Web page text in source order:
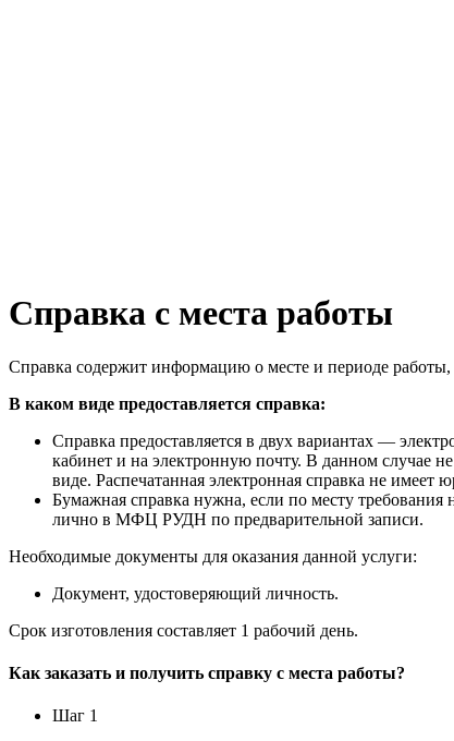
Справка с места работы
Справка содержит информацию о месте и периоде
В каком виде предоставляется справка:
Справка предоставляется в двух вариантах —
кабинет и на электронную почту. В данном случае
виде. Распечатанная электронная справка не имеет
Бумажная справка нужна, если по месту
лично в МФЦ РУДН по предварительной записи.
Необходимые документы для оказания данной услуги:
Документ, удостоверяющий личность.
Срок изготовления составляет 1 рабочий день.
Как заказать и получить справку с места работы?
Шаг 1